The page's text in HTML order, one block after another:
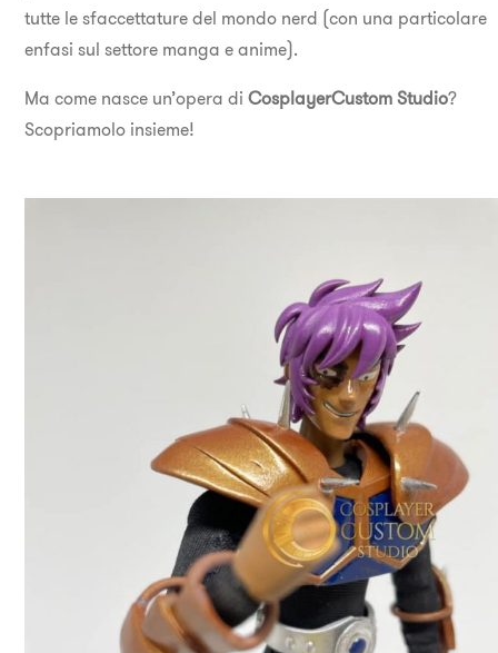
tutte le sfaccettature del mondo nerd (con una particolare
enfasi sul settore manga e anime).
Ma come nasce un’opera diCosplayerCustom Studio?
Scopriamolo insieme!